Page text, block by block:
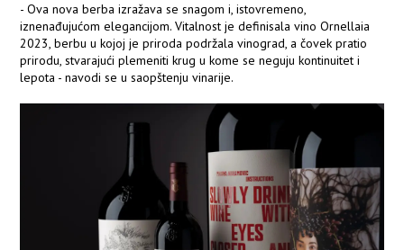
- Ova nova berba izražava se snagom i, istovremeno,
iznenađujućom elegancijom. Vitalnost je definisala vino Ornellaia
2023, berbu u kojoj je priroda podržala vinograd, a čovek pratio
prirodu, stvarajući plemeniti krug u kome se neguju kontinuitet i
lepota - navodi se u saopštenju vinarije.